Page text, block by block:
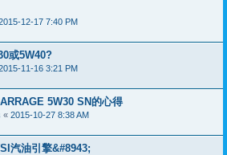
12-17 7:40 PM
或5W40?
11-16 3:21 PM
5W30 SN的心得
« 2015-10-27 8:38 AM
汽油引擎&#8943;